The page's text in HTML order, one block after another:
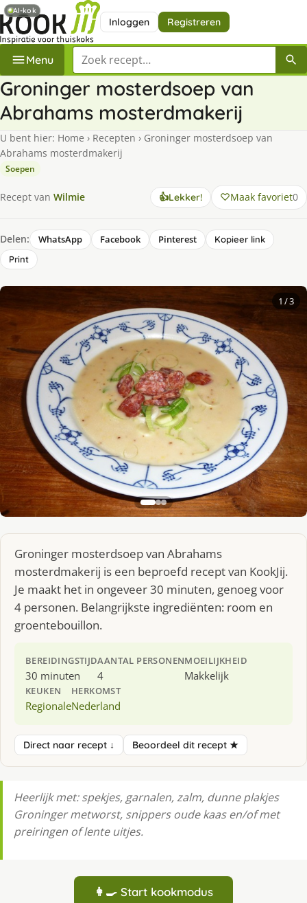
Inloggen Registreren
Menu Zoek een recept
Groninger mosterdsoep van
Abrahams mosterdmakerij
U bent hier: Home › Recepten › Groninger mosterdsoep van
Abrahams mosterdmakerij
Soepen
Recept van Wilmie 👍Lekker! Maak favoriet0
Delen: WhatsApp Facebook Pinterest
Kopieer link
Print
1 / 3
Groninger mosterdsoep van Abrahams
mosterdmakerij is een beproefd recept van KookJij.
Je maakt het in ongeveer 30 minuten, genoeg voor
4 personen. Belangrijkste ingrediënten: room en
groentebouillon.
BEREIDINGSTIJD
30 minuten
AANTAL PERSONEN
4
MOEILIJKHEID
Makkelijk
KEUKEN
Regionale
HERKOMST
Nederland
Direct naar recept ↓ Beoordeel dit recept ★
Heerlijk met: spekjes, garnalen, zalm, dunne plakjes
Groninger metworst, snippers oude kaas en/of met
preiringen of lente uitjes.
👩‍🍳 Start kookmodus
AI-kok